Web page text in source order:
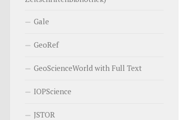
Gale
GeoRef
GeoScienceWorld with Full Text
IOPScience
JSTOR